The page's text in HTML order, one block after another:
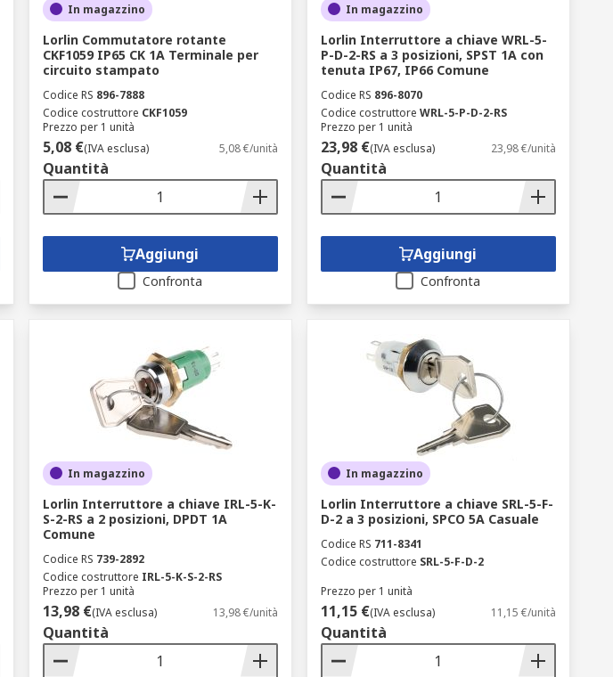
In magazzino
Lorlin Commutatore rotante
CKF1059 IP65 CK 1A Terminale per
circuito stampato
Codice RS 896-7888
Codice costruttore CKF1059
Prezzo per 1 unità
5,08 €(IVA esclusa) 5,08 €/unità
Quantità
Aggiungi
Confronta
In magazzino
Lorlin Interruttore a chiave WRL-5-
P-D-2-RS a 3 posizioni, SPST 1A con
tenuta IP67, IP66 Comune
Codice RS 896-8070
Codice costruttore WRL-5-P-D-2-RS
Prezzo per 1 unità
23,98 €(IVA esclusa) 23,98 €/unità
Quantità
Aggiungi
Confronta
In magazzino
Lorlin Interruttore a chiave IRL-5-K-
S-2-RS a 2 posizioni, DPDT 1A
Comune
Codice RS 739-2892
Codice costruttore IRL-5-K-S-2-RS
Prezzo per 1 unità
13,98 €(IVA esclusa) 13,98 €/unità
Quantità
In magazzino
Lorlin Interruttore a chiave SRL-5-F-
D-2 a 3 posizioni, SPCO 5A Casuale
Codice RS 711-8341
Codice costruttore SRL-5-F-D-2
Prezzo per 1 unità
11,15 €(IVA esclusa) 11,15 €/unità
Quantità